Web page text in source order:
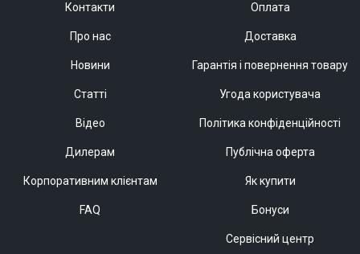
Контакти
Про нас
Новини
Статті
Відео
Дилерам
Корпоративним клієнтам
FAQ
Оплата
Доставка
Гарантія і повернення товару
Угода користувача
Політика конфіденційності
Публічна оферта
Як купити
Бонуси
Сервісний центр